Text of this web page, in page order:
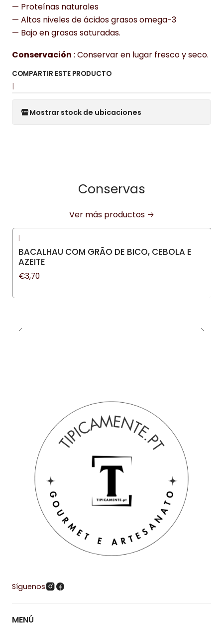
— Proteínas naturales
— Altos niveles de ácidos grasos omega-3
— Bajo en grasas saturadas.
Conservación : Conservar en lugar fresco y seco.
COMPARTIR ESTE PRODUCTO
|
Mostrar stock de ubicaciones
Conservas
Ver más productos
Nuevo
|
BACALHAU COM GRÃO DE BICO, CEBOLA E
AZEITE
€3,70
Síguenos
MENÚ